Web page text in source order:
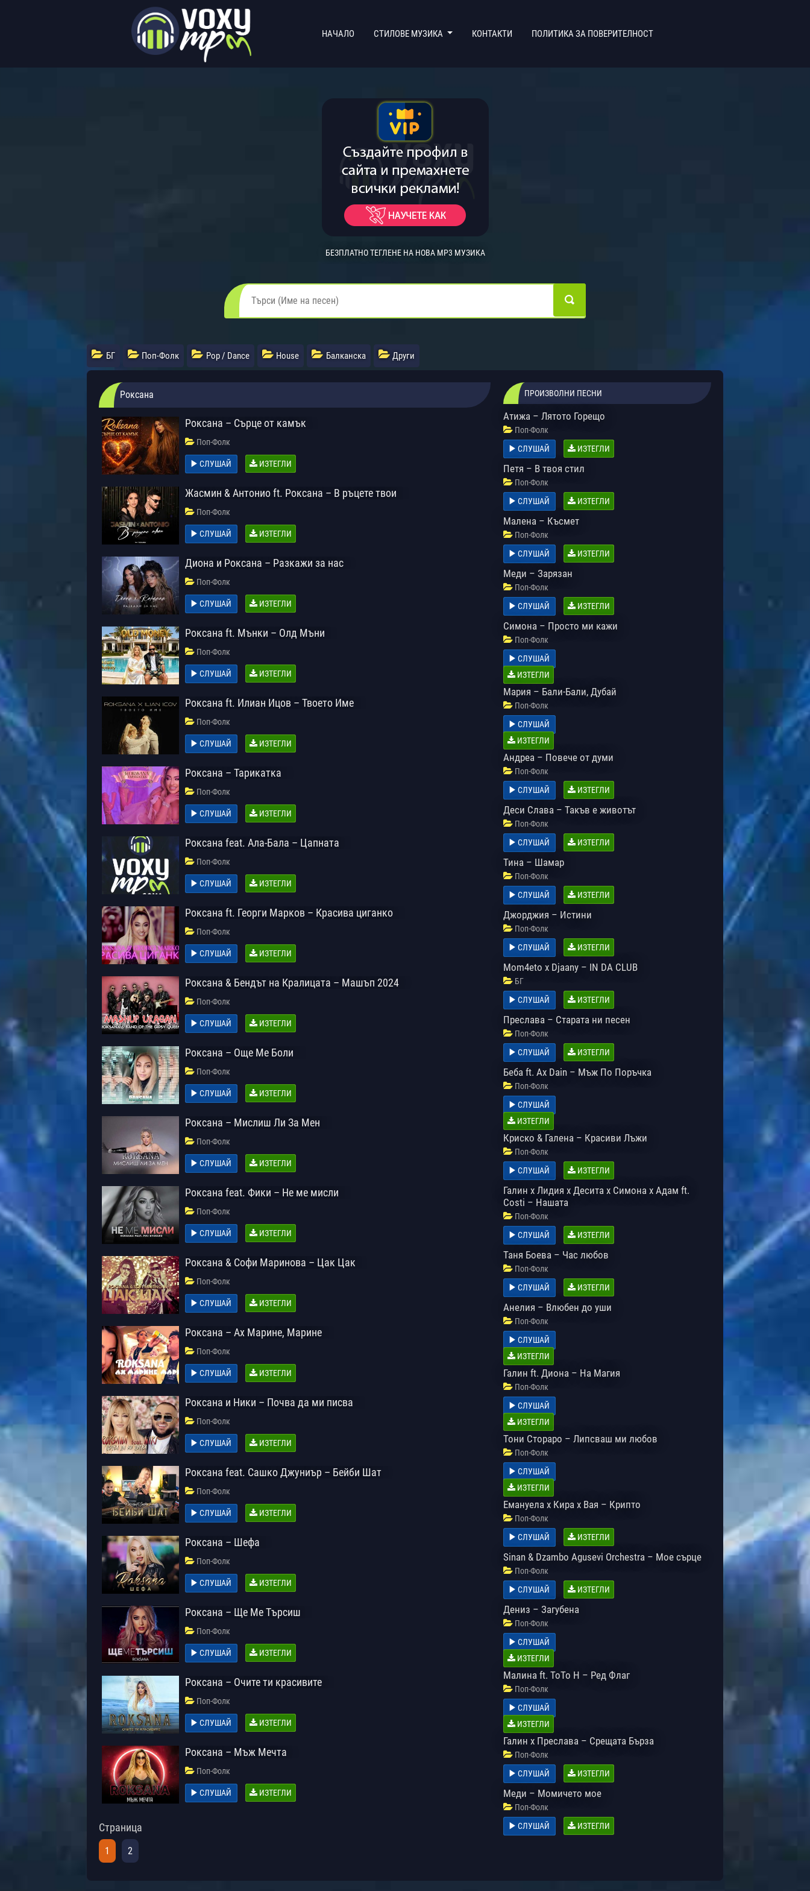
НАЧАЛО (CURRENT)
СТИЛОВЕ МУЗИКА КОНТАКТИ ПОЛИТИКА ЗА ПОВЕРИТЕЛНОСТ
БЕЗПЛАТНО ТЕГЛЕНЕ НА НОВА MP3 МУЗИКА
БГ Поп-Фолк Pop / Dance House Балканска Други
Роксана
Роксана – Сърце от камък
Поп-Фолк
СЛУШАЙ ИЗТЕГЛИ
Жасмин & Антонио ft. Роксана – В ръцете твои
Поп-Фолк
СЛУШАЙ ИЗТЕГЛИ
Диона и Роксана – Разкажи за нас
Поп-Фолк
СЛУШАЙ ИЗТЕГЛИ
Роксана ft. Мънки – Олд Мъни
Поп-Фолк
СЛУШАЙ ИЗТЕГЛИ
Роксана ft. Илиан Ицов – Твоето Име
Поп-Фолк
СЛУШАЙ ИЗТЕГЛИ
Роксана – Тарикатка
Поп-Фолк
СЛУШАЙ ИЗТЕГЛИ
Роксана feat. Ала-Бала – Цапната
Поп-Фолк
СЛУШАЙ ИЗТЕГЛИ
Роксана ft. Георги Марков – Красива циганко
Поп-Фолк
СЛУШАЙ ИЗТЕГЛИ
Роксана & Бендът на Кралицата – Машъп 2024
Поп-Фолк
СЛУШАЙ ИЗТЕГЛИ
Роксана – Още Ме Боли
Поп-Фолк
СЛУШАЙ ИЗТЕГЛИ
Роксана – Мислиш Ли За Мен
Поп-Фолк
СЛУШАЙ ИЗТЕГЛИ
Роксана feat. Фики – Не ме мисли
Поп-Фолк
СЛУШАЙ ИЗТЕГЛИ
Роксана & Софи Маринова – Цак Цак
Поп-Фолк
СЛУШАЙ ИЗТЕГЛИ
Роксана – Ах Марине, Марине
Поп-Фолк
СЛУШАЙ ИЗТЕГЛИ
Роксана и Ники – Почва да ми писва
Поп-Фолк
СЛУШАЙ ИЗТЕГЛИ
Роксана feat. Сашко Джуниър – Бейби Шат
Поп-Фолк
СЛУШАЙ ИЗТЕГЛИ
Роксана – Шефа
Поп-Фолк
СЛУШАЙ ИЗТЕГЛИ
Роксана – Ще Ме Търсиш
Поп-Фолк
СЛУШАЙ ИЗТЕГЛИ
Роксана – Очите ти красивите
Поп-Фолк
СЛУШАЙ ИЗТЕГЛИ
Роксана – Мъж Мечта
Поп-Фолк
СЛУШАЙ ИЗТЕГЛИ
Страница
1 2
ПРОИЗВОЛНИ ПЕСНИ
Атижа – Лятото Горещо
Поп-Фолк
СЛУШАЙ
ИЗТЕГЛИ
Петя – В твоя стил
Поп-Фолк
СЛУШАЙ
ИЗТЕГЛИ
Малена – Късмет
Поп-Фолк
СЛУШАЙ
ИЗТЕГЛИ
Меди – Зарязан
Поп-Фолк
СЛУШАЙ
ИЗТЕГЛИ
Симона – Просто ми кажи
Поп-Фолк
СЛУШАЙ
ИЗТЕГЛИ
Мария – Бали-Бали, Дубай
Поп-Фолк
СЛУШАЙ
ИЗТЕГЛИ
Андреа – Повече от думи
Поп-Фолк
СЛУШАЙ
ИЗТЕГЛИ
Деси Слава – Такъв е животът
Поп-Фолк
СЛУШАЙ
ИЗТЕГЛИ
Тина – Шамар
Поп-Фолк
СЛУШАЙ
ИЗТЕГЛИ
Джорджия – Истини
Поп-Фолк
СЛУШАЙ
ИЗТЕГЛИ
Mom4eto x Djaany – IN DA CLUB
БГ
СЛУШАЙ
ИЗТЕГЛИ
Преслава – Старата ни песен
Поп-Фолк
СЛУШАЙ
ИЗТЕГЛИ
Беба ft. Ax Dain – Мъж По Поръчка
Поп-Фолк
СЛУШАЙ
ИЗТЕГЛИ
Криско & Галена – Красиви Лъжи
Поп-Фолк
СЛУШАЙ
ИЗТЕГЛИ
Галин x Лидия x Десита x Симона x Адам ft.
Costi – Нашата
Поп-Фолк
СЛУШАЙ
ИЗТЕГЛИ
Таня Боева – Час любов
Поп-Фолк
СЛУШАЙ
ИЗТЕГЛИ
Анелия – Влюбен до уши
Поп-Фолк
СЛУШАЙ
ИЗТЕГЛИ
Галин ft. Диона – На Магия
Поп-Фолк
СЛУШАЙ
ИЗТЕГЛИ
Тони Стораро – Липсваш ми любов
Поп-Фолк
СЛУШАЙ
ИЗТЕГЛИ
Емануела х Кира х Вая – Крипто
Поп-Фолк
СЛУШАЙ
ИЗТЕГЛИ
Sinan & Dzambo Agusevi Orchestra – Мое сърце
Поп-Фолк
СЛУШАЙ
ИЗТЕГЛИ
Дениз – Загубена
Поп-Фолк
СЛУШАЙ
ИЗТЕГЛИ
Малина ft. ТоТо H – Ред Флаг
Поп-Фолк
СЛУШАЙ
ИЗТЕГЛИ
Галин х Преслава – Срещата Бърза
Поп-Фолк
СЛУШАЙ
ИЗТЕГЛИ
Меди – Момичето мое
Поп-Фолк
СЛУШАЙ
ИЗТЕГЛИ